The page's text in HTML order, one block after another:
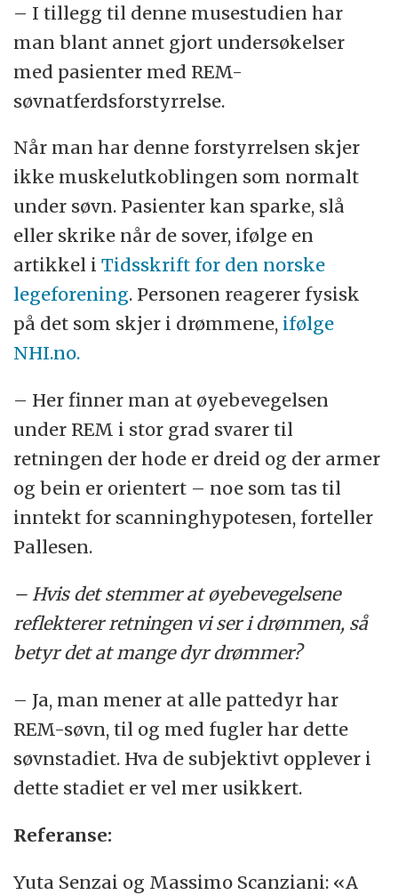
– I tillegg til denne musestudien har
man blant annet gjort undersøkelser
med pasienter med REM-
søvnatferdsforstyrrelse.
Når man har denne forstyrrelsen skjer
ikke muskelutkoblingen som normalt
under søvn. Pasienter kan sparke, slå
eller skrike når de sover, ifølge en
artikkel iTidsskrift for den norske
legeforening. Personen reagerer fysisk
på det som skjer i drømmene, ifølge
NHI.no.
– Her finner man at øyebevegelsen
under REM i stor grad svarer til
retningen der hode er dreid og der armer
og bein er orientert – noe som tas til
inntekt for scanninghypotesen, forteller
Pallesen.
– Hvis det stemmer at øyebevegelsene
reflekterer retningen vi ser i drømmen, så
betyr det at mange dyr drømmer?
– Ja, man mener at alle pattedyr har
REM-søvn, til og med fugler har dette
søvnstadiet. Hva de subjektivt opplever i
dette stadiet er vel mer usikkert.
Referanse:
Yuta Senzai og Massimo Scanziani: «A